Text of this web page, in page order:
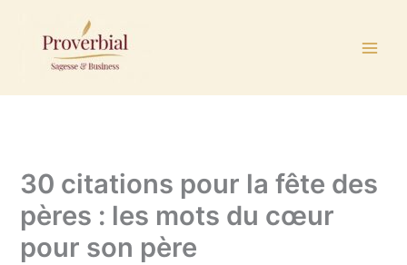
contenu
30 citations pour la fête des
pères : les mots du cœur
pour son père